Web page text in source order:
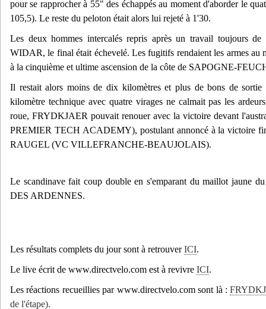
pour se rapprocher à 55" des échappés au moment d'aborder le
105,5). Le reste du peloton était alors lui rejeté à 1'30.
Les deux hommes intercalés repris après un travail toujours
WIDAR, le final était échevelé. Les fugitifs rendaient les armes au
à la cinquième et ultime ascension de la côte de SAPOGNE-
Il restait alors moins de dix kilomètres et plus de bons de sortie
kilomètre technique avec quatre virages ne calmait pas les
roue, FRYDKJAER pouvait renouer avec la victoire devant
PREMIER TECH ACADEMY), postulant annoncé à la victoire
RAUGEL (VC VILLEFRANCHE-BEAUJOLAIS).
Le scandinave fait coup double en s'emparant du maillot jaune
DES ARDENNES.
Les résultats complets du jour sont à retrouverICI.
Le live écrit de www.directvelo.com est à revivre ICI.
Les réactions recueillies par www.directvelo.com sont là :
de l'étape).